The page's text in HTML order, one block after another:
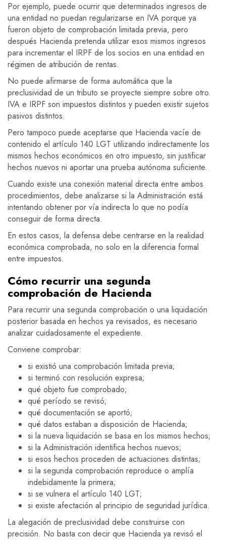
Por ejemplo, puede ocurrir que determinados ingresos de
una entidad no puedan regularizarse en IVA porque ya
fueron objeto de comprobación limitada previa, pero
después Hacienda pretenda utilizar esos mismos ingresos
para incrementar el IRPF de los socios en una entidad en
régimen de atribución de rentas.
No puede afirmarse de forma automática que la
preclusividad de un tributo se proyecte siempre sobre otro.
IVA e IRPF son impuestos distintos y pueden existir sujetos
pasivos distintos.
Pero tampoco puede aceptarse que Hacienda vacíe de
contenido el artículo 140 LGT utilizando indirectamente los
mismos hechos económicos en otro impuesto, sin justificar
hechos nuevos ni aportar una prueba autónoma suficiente.
Cuando existe una conexión material directa entre ambos
procedimientos, debe analizarse si la Administración está
intentando obtener por vía indirecta lo que no podía
conseguir de forma directa.
En estos casos, la defensa debe centrarse en la realidad
económica comprobada, no solo en la diferencia formal
entre impuestos.
Cómo recurrir una segunda
comprobación de Hacienda
Para recurrir una segunda comprobación o una liquidación
posterior basada en hechos ya revisados, es necesario
analizar cuidadosamente el expediente.
Conviene comprobar:
si existió una comprobación limitada previa;
si terminó con resolución expresa;
qué objeto fue comprobado;
qué período se revisó;
qué documentación se aportó;
qué datos estaban a disposición de Hacienda;
si la nueva liquidación se basa en los mismos hechos;
si la Administración identifica hechos nuevos;
si esos hechos proceden de actuaciones distintas;
si la segunda comprobación reproduce o amplía
indebidamente la primera;
si se vulnera el artículo 140 LGT;
si existe afectación al principio de seguridad jurídica.
La alegación de preclusividad debe construirse con
precisión. No basta con decir que Hacienda ya revisó el